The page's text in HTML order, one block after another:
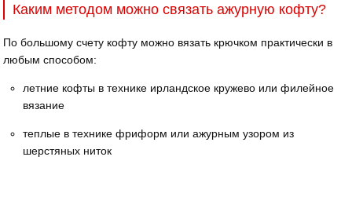
Каким методом можно связать ажурную кофту?
По большому счету кофту можно вязать крючком практически в
любым способом:
летние кофты в технике ирландское кружево или филейное
вязание
теплые в технике фриформ или ажурным узором из
шерстяных ниток